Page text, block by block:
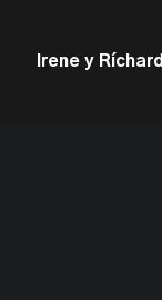
Irene y Ríchard